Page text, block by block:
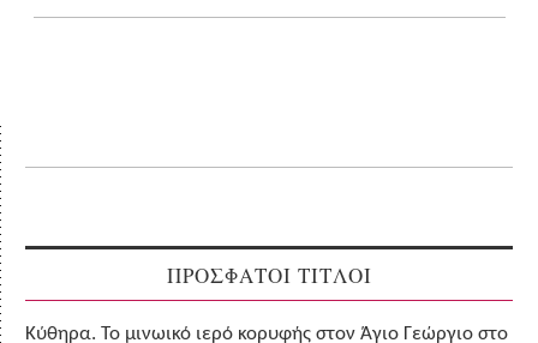
ΠΡΟΣΦΑΤΟΙ ΤΙΤΛΟΙ
Κύθηρα. Το μινωικό ιερό κορυφής στον Άγιο Γεώργιο στο